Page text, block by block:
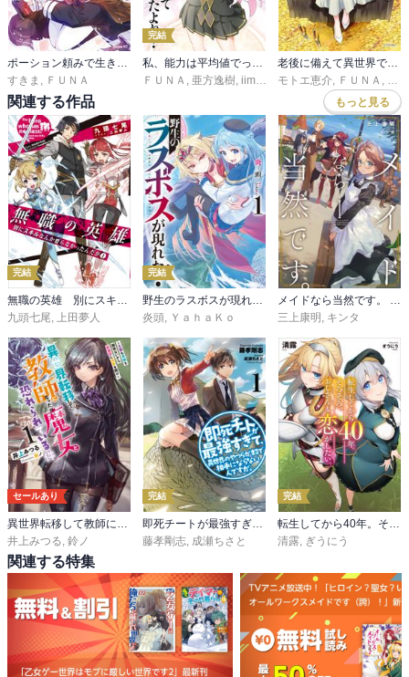
すきま
ＦＵＮＡ
完結
ＦＵＮＡ
亜方逸樹 iimAn(FriendlyLand） ,桜井竜矢
モトエ恵介
ＦＵＮＡ
関連する作品 もっと見る
完結
無職の英雄 別にスキルなんか要らなかったんだが
九頭七尾, 上田夢人
完結
野生のラスボスが現れた！
炎頭, ＹａｈａＫｏ
メイドなら当然です。 濡れ衣を着せられた万能メイドさんは旅に出ることにしました
三上康明 , キンタ
セールあり
井上みつる 鈴ノ
完結
藤孝剛志 成瀬ちさと
完結
清露 ぎうにう
関連する特集